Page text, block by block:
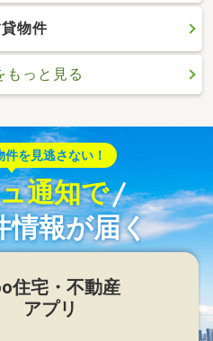
物件
もっと見る
を見逃さない！
通知で
情報が届く
住宅・不動産
アプリ